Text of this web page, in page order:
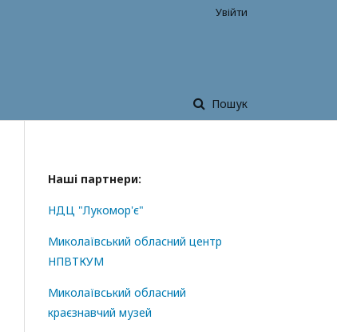
Пошук
Увійти
Наші партнери:
НДЦ "Лукомор'є"
Миколаївський обласний центр
НПВТКУМ
Миколаївський обласний
краєзнавчий музей